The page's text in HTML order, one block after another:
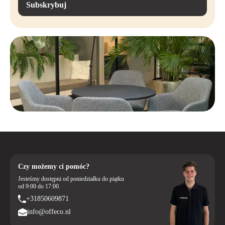
doświadczenia siedzenia dzięki mechanizmowi Donati D109 i
regulowanym podłokietnikom.
odpowiednimi dla różnych typów podłóg.
Subskrybuj
Czy możemy ci pomóc?
Jesteśmy dostępni od poniedziałku do piątku
od 9:00 do 17:00.
+31850609871
info@offeco.nl